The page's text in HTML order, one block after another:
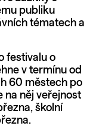
publiku
tématech a
festivalu o
v termínu od
60 městech po
na něj veřejnost
školní